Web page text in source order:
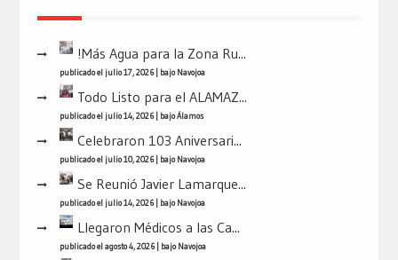
!Más Agua para la Zona Ru...
publicado el julio 17, 2026| bajoNavojoa
Todo Listo para el ALAMAZ...
publicado el julio 14, 2026| bajoÁlamos
Celebraron 103 Aniversari...
publicado el julio 10, 2026| bajoNavojoa
Se Reunió Javier Lamarque...
publicado el julio 14, 2026| bajoNavojoa
Llegaron Médicos a las Ca...
publicado el agosto 4, 2026| bajoNavojoa